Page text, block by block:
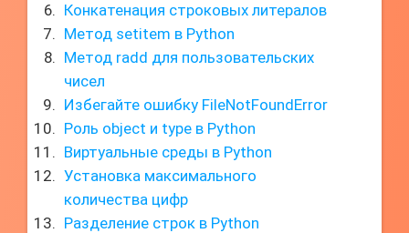
Конкатенация строковых литералов
Метод setitem в Python
Метод radd для пользовательских
чисел
Избегайте ошибку FileNotFoundError
Роль object и type в Python
Виртуальные среды в Python
Установка максимального
количества цифр
Разделение строк в Python